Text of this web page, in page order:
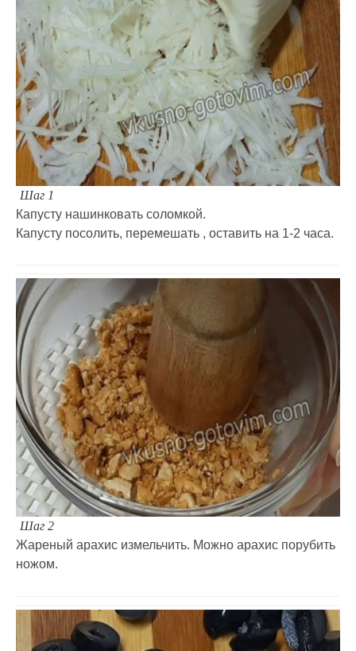
Шаг 1
Капусту нашинковать соломкой.
Капусту посолить, перемешать , оставить на 1-2 часа.
Шаг 2
Жареный арахис измельчить. Можно арахис порубить
ножом.